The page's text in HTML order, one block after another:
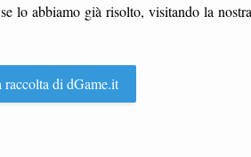
lo abbiamo già risolto, visitando la nostra
di dGame.it